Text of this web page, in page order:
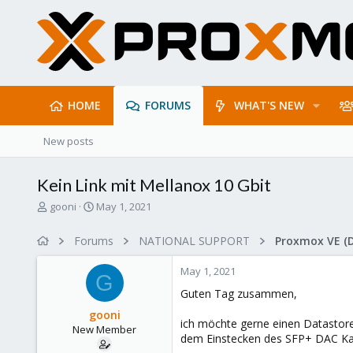
HOME FORUMS WHAT'S NEW
New posts
Kein Link mit Mellanox 10 Gbit
Tgooni
S
r
t
d
a
t
e
May 1, 2021
Forums NATIONAL SUPPORT Proxmox VE
G
gooni
New Member
May 1, 2021
Guten Tag zusammen,
ich möchte gerne einen
dem Einstecken des SFP+ DAC